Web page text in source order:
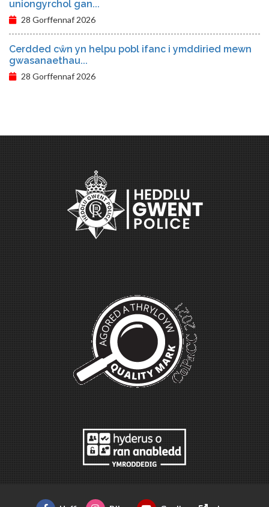
uniongyrchol gan...
28 Gorffennaf 2026
Cerdded cŵn yn helpu pobl ifanc i ymddiried mewn
gwasanaethau...
28 Gorffennaf 2026